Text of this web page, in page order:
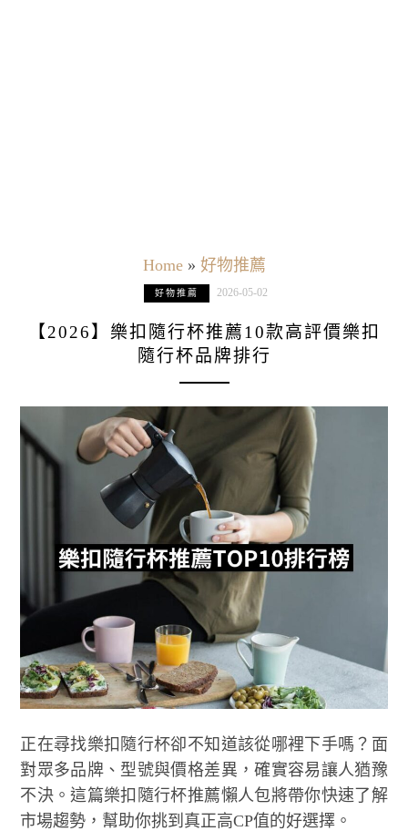
Home» 好物推薦
好物推薦 2026-05-02
【2026】樂扣隨行杯推薦10款高評價樂扣
隨行杯品牌排行
正在尋找樂扣隨行杯卻不知道該從哪裡下手嗎？面
對眾多品牌、型號與價格差異，確實容易讓人猶豫
不決。這篇樂扣隨行杯推薦懶人包將帶你快速了解
市場趨勢，幫助你挑到真正高CP值的好選擇。